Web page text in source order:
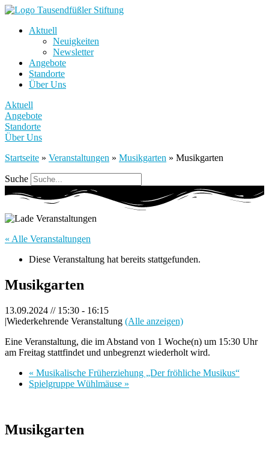
Aktuell
Neuigkeiten
Newsletter
Angebote
Standorte
Über Uns
Aktuell
Angebote
Standorte
Über Uns
Startseite » Veranstaltungen » Musikgarten » Musikgarten
Suche
« Alle Veranstaltungen
Diese Veranstaltung hat bereits stattgefunden.
Musikgarten
13.09.2024 // 15:30 - 16:15
|Wiederkehrende Veranstaltung (Alle anzeigen)
Eine Veranstaltung, die im Abstand von 1 Woche(n) um 15:30 Uhr
am Freitag stattfindet und unbegrenzt wiederholt wird.
« Musikalische Früherziehung „Der fröhliche Musikus“
Spielgruppe Wühlmäuse »
Musikgarten